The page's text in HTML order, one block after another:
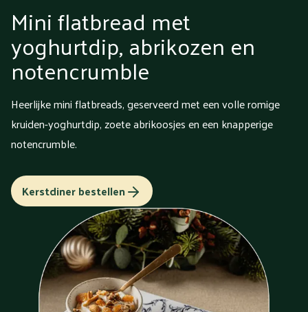
Mini flatbread met
yoghurtdip, abrikozen en
notencrumble
Heerlijke mini flatbreads, geserveerd met een volle romige
kruiden-yoghurtdip, zoete abrikoosjes en een knapperige
notencrumble.
Kerstdiner bestellen